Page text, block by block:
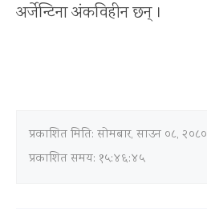
अर्जेन्टिना अंकविहीन छन् ।
प्रकाशित मिति: सोमबार, साउन ०८, २०८०
प्रकाशित समय: १५:४६:४५